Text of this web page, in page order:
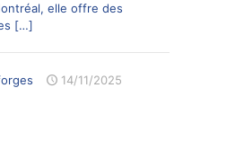
elle offre des
[…]
14/11/2025